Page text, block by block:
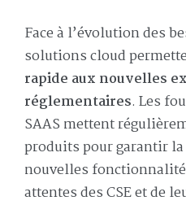
Face à l’évolution des
solutions cloud
rapide aux nouvelles
réglementaires. Les
SAAS mettent
produits pour garantir
nouvelles
attentes des CSE et de